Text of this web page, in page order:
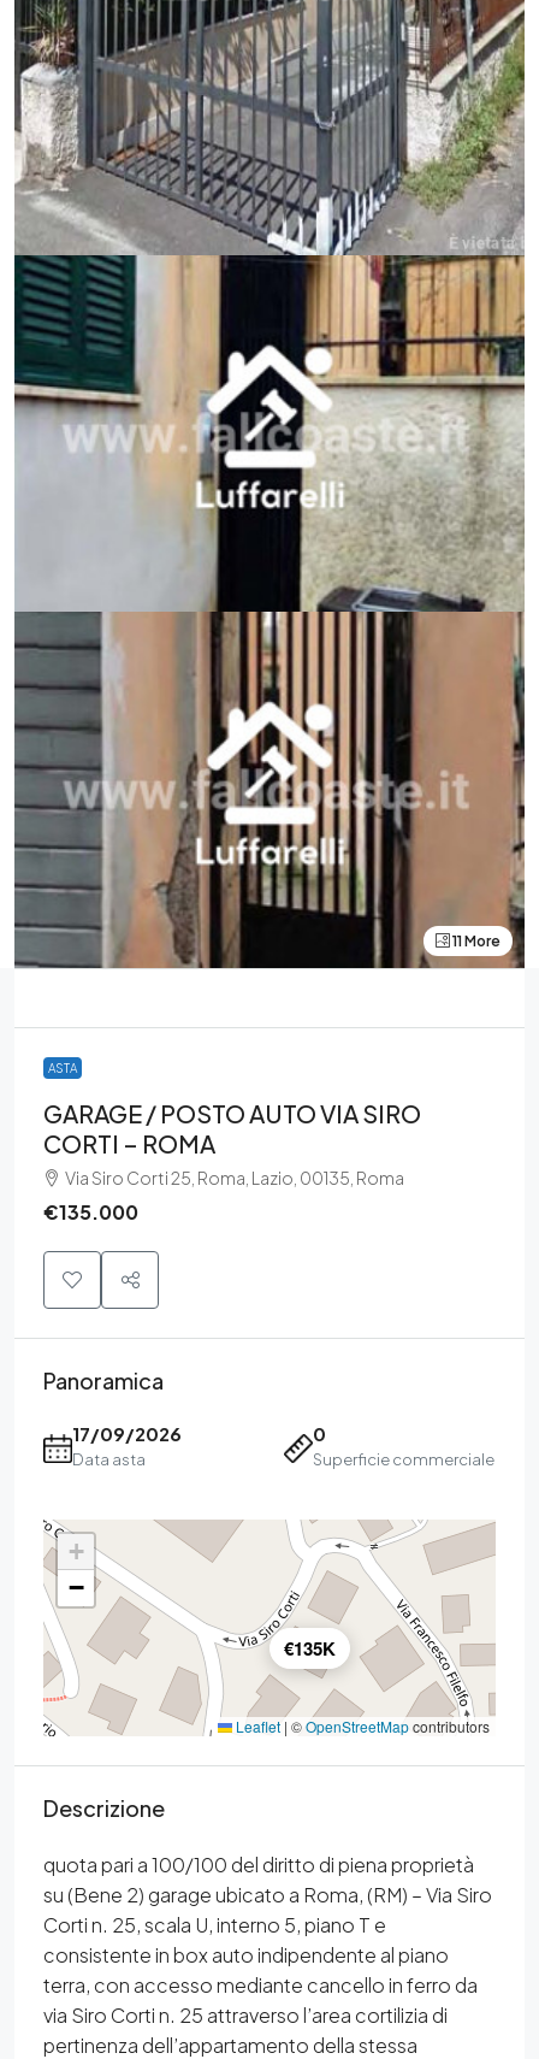
11 More
ASTA
GARAGE / POSTO AUTO VIA SIRO
CORTI – ROMA
Via Siro Corti 25, Roma, Lazio, 00135, Roma
€135.000
Panoramica
17/09/2026
Data asta
0
Superficie commerciale
€135K
+
−
Leaflet | ©OpenStreetMapcontributors
Descrizione
quota pari a 100/100 del diritto di piena proprietà
su (Bene 2) garage ubicato a Roma, (RM) – Via Siro
Corti n. 25, scala U, interno 5, piano T e
consistente in box auto indipendente al piano
terra, con accesso mediante cancello in ferro da
via Siro Corti n. 25 attraverso l’area cortilizia di
pertinenza dell’appartamento della stessa